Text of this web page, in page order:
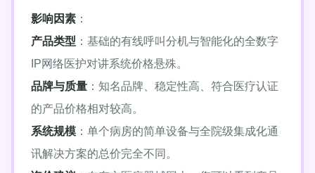
影响因素 ：
产品类型 ：基础的有线呼叫分机与智能化的全数字
IP网络医护对讲系统价格悬殊。
品牌与质量 ：知名品牌、稳定性高、符合医疗认证
的产品价格相对较高。
系统规模 ：单个病房的简单设备与全院级集成化通
讯解决方案的总价完全不同。